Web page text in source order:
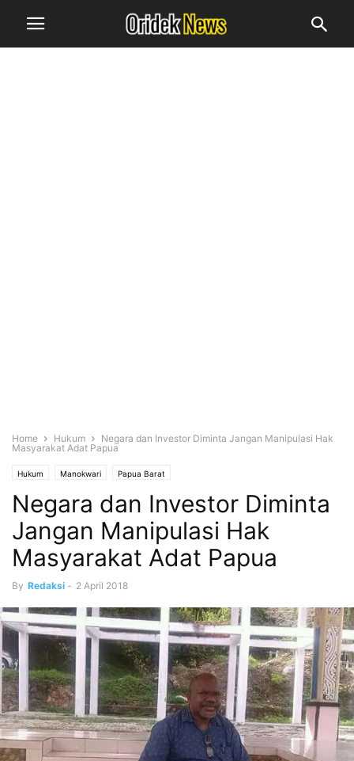
Home Hukum
Negara dan Investor Diminta Jangan Manipulasi Hak
Masyarakat Adat Papua
Hukum Manokwari Papua Barat
Negara dan Investor Diminta
Jangan Manipulasi Hak
Masyarakat Adat Papua
By Redaksi - 2 April 2018